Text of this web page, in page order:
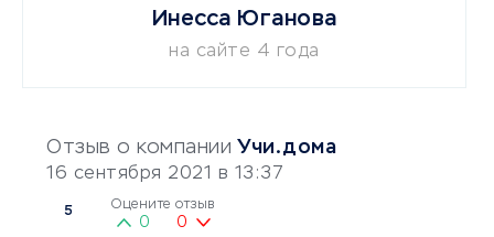
Отзыв о компании Учи.дома
16 сентября 2021 в 13:37
5 Оцените отзыв
0 0
Инесса Юганова
на сайте 4 года